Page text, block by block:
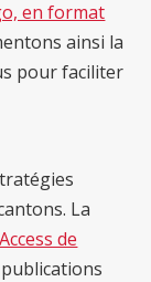
en format
ainsi la
pour faciliter
La
de